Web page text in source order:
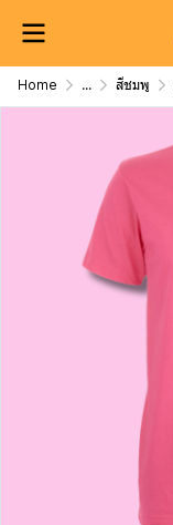
Home ... สีชมพู